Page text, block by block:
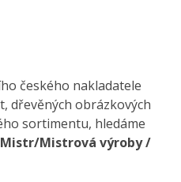
českého nakladatele
dřevěných obrázkových
sortimentu, hledáme
Mistr/Mistrová výroby /